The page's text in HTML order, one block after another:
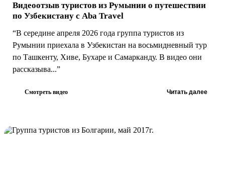
Видеоотзыв туристов из Румынии о путешествии
по Узбекистану с Aba Travel
“В середине апреля 2026 года группа туристов из
Румынии приехала в Узбекистан на восьмидневный тур
по Ташкенту, Хиве, Бухаре и Самарканду. В видео они
рассказыва...”
Смотреть видео Читать далее